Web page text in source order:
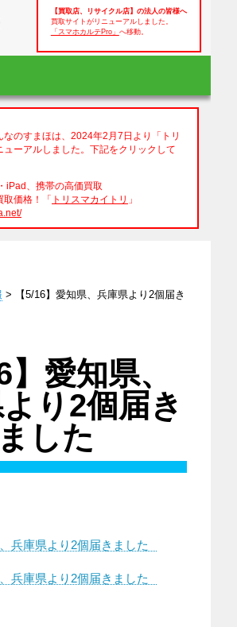
【買取店、リサイクル店】の法人の皆様へ
買取サイトがリニューアルしました。
「スマホカルテPro」 へ移動。
なのすまほは、2024年2月7日より「トリ
ューアルしました。下記をクリックして
iPad、携帯の高価買取
価格！「 トリスマカイトリ 」
> 【5/16】愛知県、兵庫県より2個届き
】愛知県、
り2個届き
ました